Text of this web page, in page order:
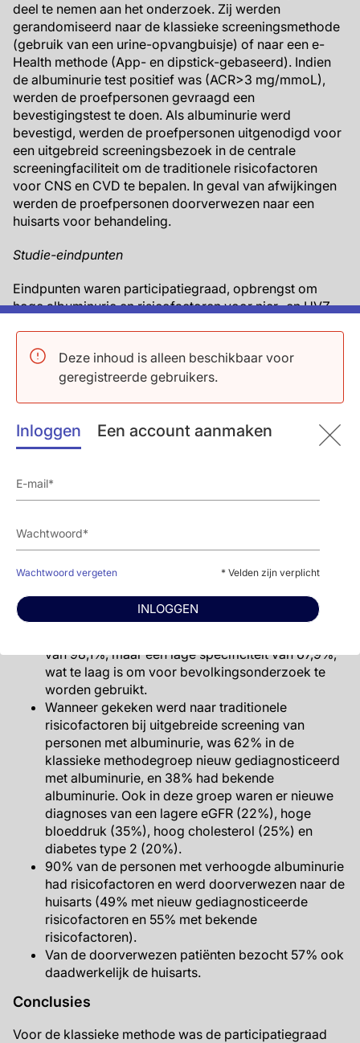
Deze inhoud is alleen beschikbaar voor
geregistreerde gebruikers.
Inloggen Een account aanmaken
Wachtwoord vergeten * Velden zijn verplicht
INLOGGEN
deel te nemen aan het onderzoek. Zij werden
gerandomiseerd naar de klassieke screeningsmethode
(gebruik van een urine-opvangbuisje) of naar een e-
Health methode (App- en dipstick-gebaseerd). Indien
de albuminurie test positief was (ACR>3 mg/mmoL),
werden de proefpersonen gevraagd een
bevestigingstest te doen. Als albuminurie werd
bevestigd, werden de proefpersonen uitgenodigd voor
een uitgebreid screeningsbezoek in de centrale
screeningfaciliteit om de traditionele risicofactoren
voor CNS en CVD te bepalen. In geval van afwijkingen
werden de proefpersonen doorverwezen naar een
huisarts voor behandeling.
Studie-eindpunten
Eindpunten waren participatiegraad, opbrengst om
hoge albuminurie en risicofactoren voor nier- en HVZ-
Belangrijkste resultaten
De participatiegraad bedroeg 59% voor de
klassieke methode en 44% voor de eHealth-
methode.
In de klassieke-methodegroep had 5,3% van de
3,3% werd hoge albuminurie bevestigd. In de e-
bevestigde hoge albuminurie.
Bij de uitgebreide screening met een gouden
standaardmethode voor albuminurie testen, werd
albuminurie bevestigd in 91% van de
proefpersonen in de klassieke methode-groep, en
slechts in 37% in de e-Health app-groep. De e-
van 98,1%, maar een lage specificiteit van 67,9%,
wat te laag is om voor bevolkingsonderzoek te
worden gebruikt.
Wanneer gekeken werd naar traditionele
risicofactoren bij uitgebreide screening van
personen met albuminurie, was 62% in de
klassieke methodegroep nieuw gediagnosticeerd
met albuminurie, en 38% had bekende
albuminurie. Ook in deze groep waren er nieuwe
diagnoses van een lagere eGFR (22%), hoge
bloeddruk (35%), hoog cholesterol (25%) en
diabetes type 2 (20%).
90% van de personen met verhoogde albuminurie
had risicofactoren en werd doorverwezen naar de
huisarts (49% met nieuw gediagnosticeerde
risicofactoren en 55% met bekende
risicofactoren).
Van de doorverwezen patiënten bezocht 57% ook
daadwerkelijk de huisarts.
Conclusies
Voor de klassieke methode was de participatiegraad